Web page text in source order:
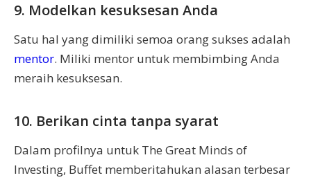
9. Modelkan kesuksesan Anda
Satu hal yang dimiliki semoa orang sukses adalah
mentor. Miliki mentor untuk membimbing Anda
meraih kesuksesan.
10. Berikan cinta tanpa syarat
Dalam profilnya untuk The Great Minds of
Investing, Buffet memberitahukan alasan terbesar